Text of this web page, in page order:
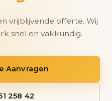
vrijblijvende offerte. Wij
snel en vakkundig.
Aanvragen
258 42